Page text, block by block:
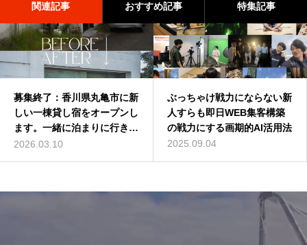
関連記事 おすすめ記事 特集記事
募集終了：香川県丸亀市に新
しい一棟貸し宿をオープンし
ます。一緒に泊まりに行きま
せんか？
2026.03.10
ぶっちゃけ戦力にならない新
人すらも即日WEB集客構築
の戦力にする画期的AI活用法
2025.09.04
深作浩一郎(ふかさくこうい
ちろう)とは誰？自己紹介し
てみた
2014.01.01
バターコーヒーは効果なし？
バターコーヒーの世界一簡単
な作り方を動画解説
2016.07.13